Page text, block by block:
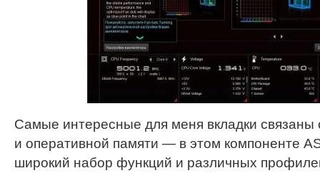
Самые интересные для меня вкладки связаны
и оперативной памяти — в этом компоненте
широкий набор функций и различных